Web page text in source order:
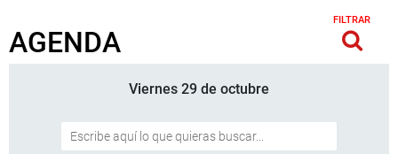
AGENDA
FILTRAR
Viernes 29 de octubre